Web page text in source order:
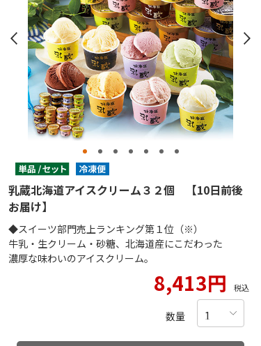
乳蔵北海道アイスクリーム３２個 【10日前後
お届け】
◆スイーツ部門売上ランキング第１位（※）
牛乳・生クリーム・砂糖、北海道産にこだわった
濃厚な味わいのアイスクリーム。
8,413円 税込
数量